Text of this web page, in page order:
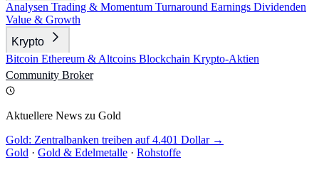
Analysen Trading & Momentum Turnaround Earnings Dividenden
Value & Growth
Krypto
Bitcoin Ethereum & Altcoins Blockchain Krypto-Aktien
Community Broker
Aktuellere News zu Gold
Gold: Zentralbanken treiben auf 4.401 Dollar →
Gold · Gold & Edelmetalle · Rohstoffe